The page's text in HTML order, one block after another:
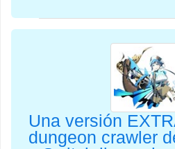
Una versión
dungeon crawler